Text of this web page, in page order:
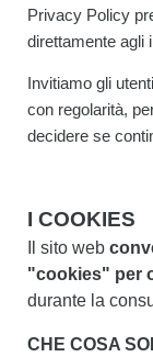
Privacy Policy
direttamente agli
Invitiamo gli
con regolarità,
decidere se
I COOKIES
Il sito web
"cookies" per
durante la
CHE COSA